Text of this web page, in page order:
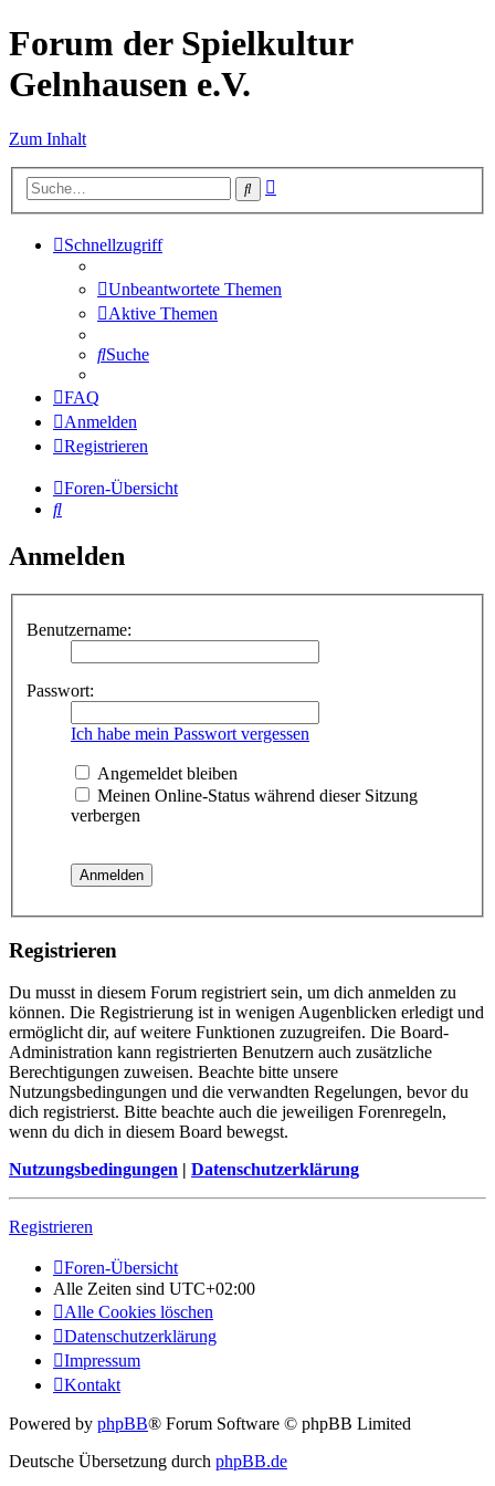
Forum der Spielkultur
Gelnhausen e.V.
Zum Inhalt
Suche
Schnellzugriff
Unbeantwortete Themen
Aktive Themen
Suche
FAQ
Anmelden
Registrieren
Foren-Übersicht
Suche
Anmelden
Benutzername:
Passwort:
Ich habe mein Passwort vergessen
Angemeldet bleiben
Meinen Online-Status während dieser Sitzung
verbergen
Registrieren
Du musst in diesem Forum registriert sein, um dich anmelden zu
können. Die Registrierung ist in wenigen Augenblicken erledigt und
ermöglicht dir, auf weitere Funktionen zuzugreifen. Die Board-
Administration kann registrierten Benutzern auch zusätzliche
Berechtigungen zuweisen. Beachte bitte unsere
Nutzungsbedingungen und die verwandten Regelungen, bevor du
dich registrierst. Bitte beachte auch die jeweiligen Forenregeln,
wenn du dich in diesem Board bewegst.
Nutzungsbedingungen | Datenschutzerklärung
Registrieren
Foren-Übersicht
Alle Zeiten sind UTC+02:00
Alle Cookies löschen
Datenschutzerklärung
Impressum
Kontakt
Powered by phpBB® Forum Software © phpBB Limited
Deutsche Übersetzung durch phpBB.de